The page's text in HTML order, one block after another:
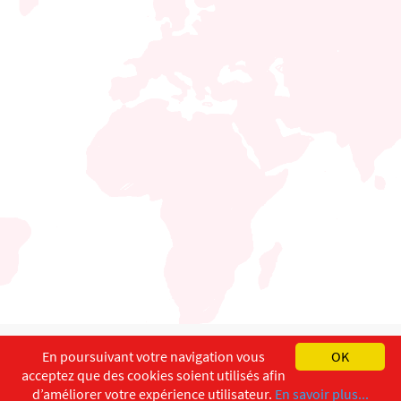
English Français
Copyright ©ISEC-AdW Impressum
OK
En poursuivant votre navigation vous
acceptez que des cookies soient utilisés afin
d’améliorer votre expérience utilisateur. En savoir plus...